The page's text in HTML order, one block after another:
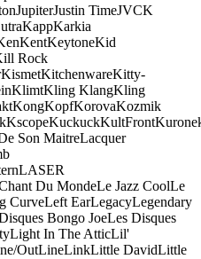
JupiterJustin TimeJVCK
KappKarkia
KentKeytoneKid
Rock
KismetKitchenwareKitty-
KlimtKling KlangKling
KongKopfKorovaKozmik
KscopeKuckuckKultFront
Son MaitreLacquer
LASER
Du MondeLe Jazz CoolLe
CurveLeft EarLegacyLegendary
Bongo JoeLes Disques
Light In The AtticLil'
OutLineLinkLittle DavidLittle